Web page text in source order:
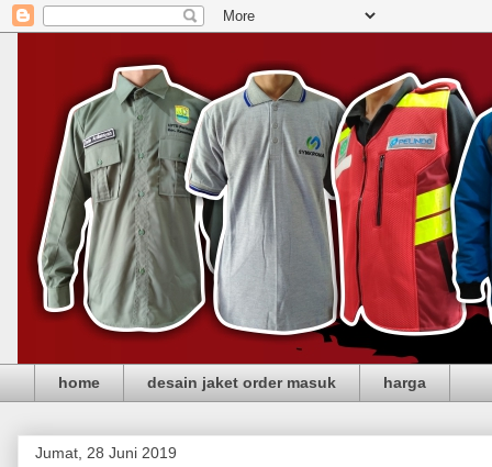
home desain jaket order masuk harga
Jumat, 28 Juni 2019